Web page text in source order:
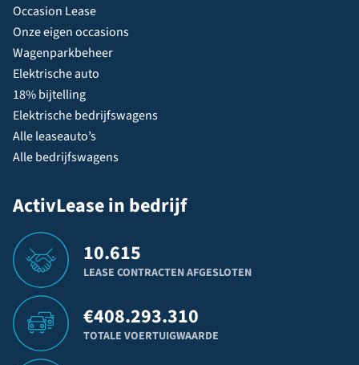
Occasion Lease
Onze eigen occasions
Wagenparkbeheer
Elektrische auto
18% bijtelling
Elektrische bedrijfswagens
Alle leaseauto’s
Alle bedrijfswagens
ActivLease in bedrijf
10.615
LEASE CONTRACTEN AFGESLOTEN
€408.293.310
TOTALE VOERTUIGWAARDE